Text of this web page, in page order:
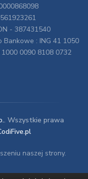
- 387431540
Bankowe : ING 41 1050
1000 0090 8108 0732
. Wszystkie prawa
naszej strony.